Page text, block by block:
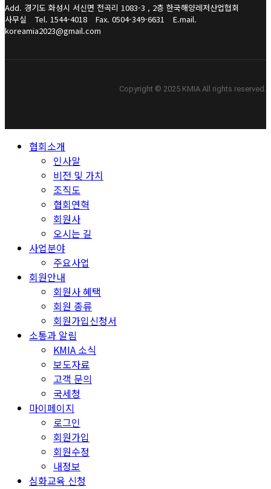
Add. 경기도 화성시 서신면 전곡리 1083-3 , 2층 한국해양레저산업협회
사무실
Tel. 1544-4018 Fax. 0504-349-6631
E.mail.
koreamia2023@gmail.com
Copyright © 2025 KMIA All rights reserved.
Close 협회소개
인사말
비전 및 가치
조직도
협회연혁
회원사
오시는 길
사업분야
주요사업
회원안내
회원사 혜택
회원 종류
회원가입신청서
소통과 알림
KMIA 소식
보도자료
고객 문의
국세청
마이페이지
로그인
회원가입
회원수정
내정보
심화교육 신청